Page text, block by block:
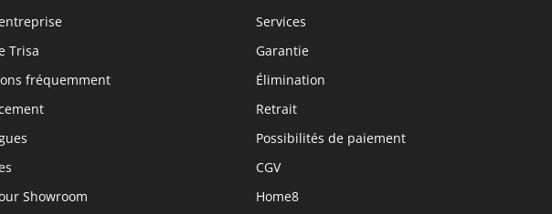
Trisa
fréquemment
Showroom
Services
Garantie
Élimination
Retrait
Possibilités de paiement
CGV
Home8